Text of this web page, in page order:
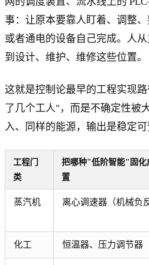
事：让原本要靠人盯着、调整
或者通电的设备自己完成。人
到设计、维护、维修这些位置。
这就是控制论最早的工程实现
了几个工人"，而是不确定性
入、同样的能源，输出是稳定可
工程门
类
把哪种"低阶智能"固化
置
蒸汽机 离心调速器（机械负
化工 恒温器、压力调节器